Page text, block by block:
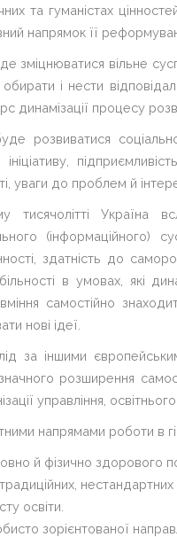
та гуманістах
напрямок її
зміцнюватися вільне
обирати і нести
динамізації процесу
розвиватися
уваги до проблем й
тисячолітті Україна
(інформаційного)
здатність до
в умовах, які
вміння самостійно
нові ідеї.
за іншими
розширення
управління,
напрямами роботи в
й фізично здорового
нестандартних
освіти.
зорієнтованої